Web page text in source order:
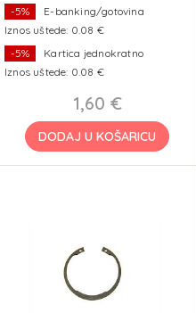
-5%
E-banking/gotovina
Iznos uštede: 0.08 €
-5%
Kartica jednokratno
Iznos uštede: 0.08 €
1,60 €
DODAJ U KOŠARICU